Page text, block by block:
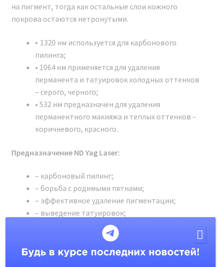
Сертификат о допуске
ДОКУМЕНТЫ
на пигмент, тогда как остальные слои кожного
покрова остаются нетронутыми.
• 1320 нм используется для карбонового
пилинга;
• 1064 нм применяется для удаления
перманента и татуировок холодных оттенков
– серого, черного;
• 532 нм предназначен для удаления
перманентного макияжа и теплых оттенков –
коричневого, красного.
Предназначение ND Yag Laser:
– карбоновый пилинг;
– борьба с родимыми пятнами;
– эффективное удаление пигментации;
– выведение татуировок;
– удаление перманентного макияжа.
ОБЛАСТЬ ПРИМЕНЕНИЯ